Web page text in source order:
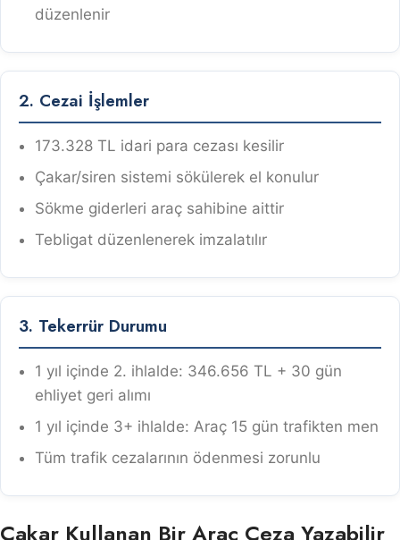
düzenlenir
2. Cezai İşlemler
173.328 TL idari para cezası kesilir
Çakar/siren sistemi sökülerek el konulur
Sökme giderleri araç sahibine aittir
Tebligat düzenlenerek imzalatılır
3. Tekerrür Durumu
1 yıl içinde 2. ihlalde: 346.656 TL + 30 gün
ehliyet geri alımı
1 yıl içinde 3+ ihlalde: Araç 15 gün trafikten men
Tüm trafik cezalarının ödenmesi zorunlu
Çakar Kullanan Bir Araç Ceza Yazabilir